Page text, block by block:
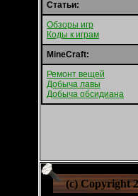
Статьи:
Обзоры игр
Коды к играм
MineCraft:
Ремонт вещей
Добыча лавы
Добыча обсидиана
(c) Copyright